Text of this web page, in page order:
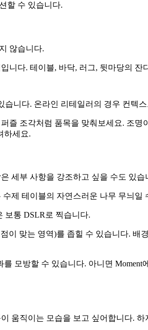
할 수 있습니다.
않습니다.
니다. 테이블, 바닥, 러그, 뒷마당의 잔
니다. 온라인 리테일러의 경우 컨텍
즐 조각처럼 품목을 맞춰보세요. 조
하세요.
세부 사항을 강조하고 싶을 수도 있습
제 테이블의 자연스러운 나무 무늬일
보통 DSLR로 찍습니다.
맞는 영역)를 좁힐 수 있습니다. 배
모방할 수 있습니다. 아니면
움직이는 모습을 보고 싶어합니다.